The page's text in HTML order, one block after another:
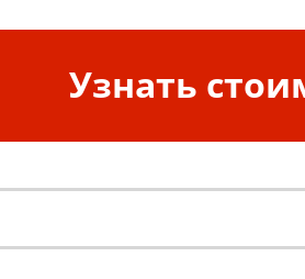
Узнать